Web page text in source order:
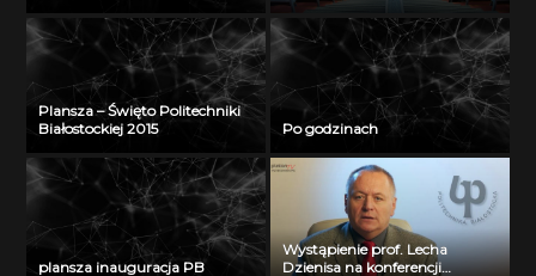
Plansza – Święto Politechniki
Białostockiej 2015
Po godzinach
plansza inauguracja PB
Wystąpienie prof. Lecha
Dzienisa na konferencji